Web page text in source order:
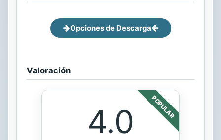
Opciones de Descarga
Valoración
POPULAR
4.0